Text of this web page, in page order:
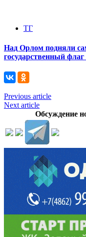
ТГ
Над Орлом подняли
государственный флаг
Previous article
Next article
Обсуждение